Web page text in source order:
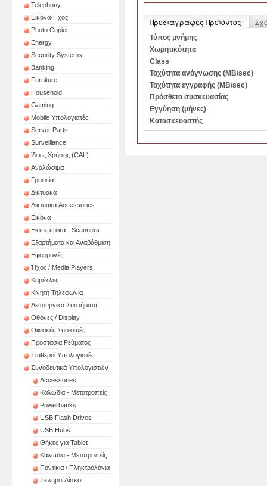
Telephony
Εικόνα-Ηχος
Photo Copier
Energy
Security Systems
Banking
Furniture
Household
Gaming
Mobile Υπολογιστές
Server Parts
Surveillance
ʼδειες Χρήσης (CAL)
Αναλώσιμα
Γραφεία
Δικτυακά
Δικτυακά Accessories
Εικόνα
Εκτυπωτικά - Scanners
Εξαρτήματα και Αναβάθμιση
Εφαρμογές
Ήχος / Media Players
Καρέκλες
Κινητή Τηλεφωνία
Λειτουργικά Συστήματα
Οθόνες / Display
Οικιακές Συσκευές
Προστασία Ρεύματος
Σταθεροί Υπολογιστές
Συνοδευτικά Υπολογιστών
Accessories
Καλώδια - Μετατροπείς
Powerbanks
USB Flash Drives
USB Hubs
Θήκες για Tablet
Καλώδια - Μετατροπείς
Ποντίκια / Πληκτρολόγια
Σκληροί Δίσκοι
Προδιαγραφές Προϊόντος
Τύπος μνήμης
Χωρητικότητα
Class
Ταχύτητα ανάγνωσης (MB/sec)
Ταχύτητα εγγραφής (MB/sec)
Πρόσθετα συσκευασίας
Εγγύηση (μήνες)
Κατασκευαστής